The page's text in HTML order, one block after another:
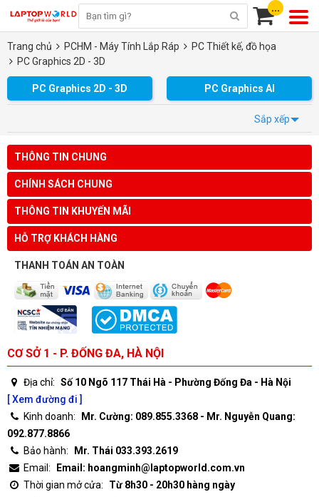
...
Trang chủ PCHM - Máy Tính Lắp Ráp
PC Thiết kế, đồ họa
PC Graphics 2D - 3D
PC Graphics 2D - 3D PC Graphics AI
Sắp xếp
THÔNG TIN CHUNG
CHÍNH SÁCH CHUNG
THÔNG TIN KHUYẾN MÃI
HỖ TRỢ KHÁCH HÀNG
THANH TOÁN AN TOÀN
CƠ SỞ 1 - P. ĐỐNG ĐA, HÀ NỘI
Địa chỉ: Số 10 Ngõ 117 Thái Hà - Phường Đống Đa - Hà Nội
[ Xem đường đi ]
Kinh doanh:
Mr. Cường: 089.855.3368 - Mr. Nguyễn Quang:
092.877.8866
Bảo hành:
Mr. Thái 033.393.2619
Email:
Email: hoangminh@laptopworld.com.vn
Thời gian mở cửa:
Từ 8h30 - 20h30 hàng ngày